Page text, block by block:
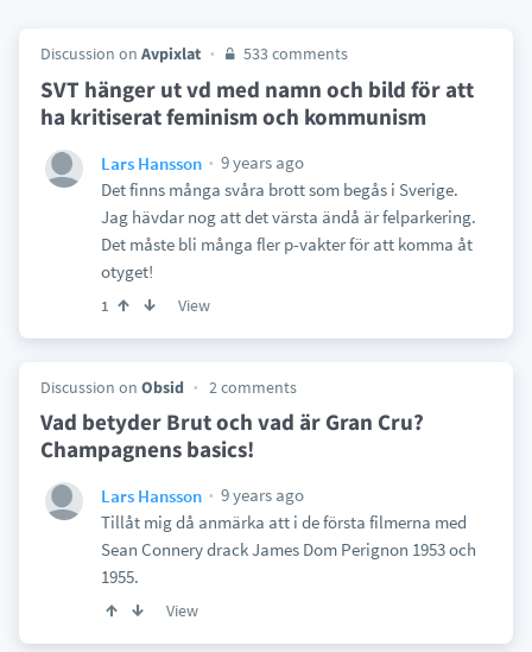
Discussion on Avpixlat 533 comments
SVT hänger ut vd med namn och bild för att
ha kritiserat feminism och kommunism
Lars Hansson
9 years ago
Det finns många svåra brott som begås i Sverige.
Jag hävdar nog att det värsta ändå är felparkering.
Det måste bli många fler p-vakter för att komma åt
otyget!
1 View
Discussion on Obsid 2 comments
Vad betyder Brut och vad är Gran Cru?
Champagnens basics!
Lars Hansson
9 years ago
Tillåt mig då anmärka att i de första filmerna med
Sean Connery drack James Dom Perignon 1953 och
1955.
View